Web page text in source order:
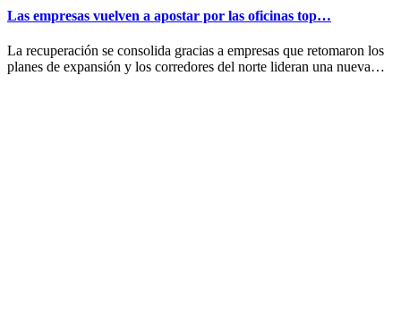
Las empresas vuelven a apostar por las oficinas top…
La recuperación se consolida gracias a empresas que retomaron los
planes de expansión y los corredores del norte lideran una nueva…